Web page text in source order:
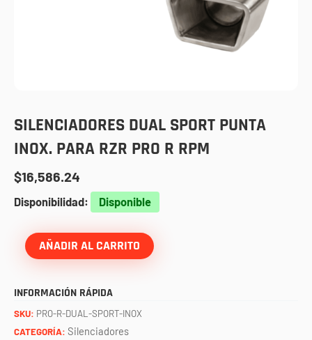
SILENCIADORES DUAL SPORT PUNTA
INOX. PARA RZR PRO R RPM
$16,586.24
Disponibilidad: Disponible
Silenciadores
sport
punta
rzr
AÑADIR AL CARRITO
INFORMACIÓN RÁPIDA
SKU: PRO-R-DUAL-SPORT-INOX
CATEGORÍA: Silenciadores